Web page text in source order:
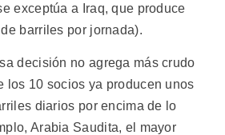
exceptúa a Iraq, que produce
barriles por jornada).
decisión no agrega más crudo
los 10 socios ya producen unos
diarios por encima de lo
Arabia Saudita, el mayor